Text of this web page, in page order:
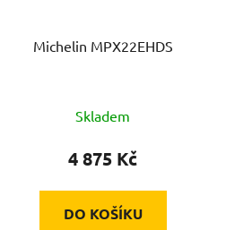
Michelin MPX22EHDS
Skladem
4 875 Kč
DO KOŠÍKU